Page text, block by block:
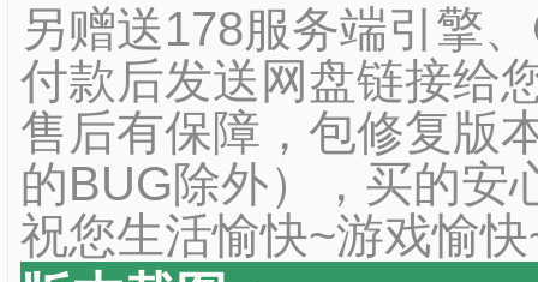
另赠送178服务端引擎
付款后发送网盘链接给
售后有保障，包修复版
的BUG除外），买的安
祝您生活愉快~游戏愉